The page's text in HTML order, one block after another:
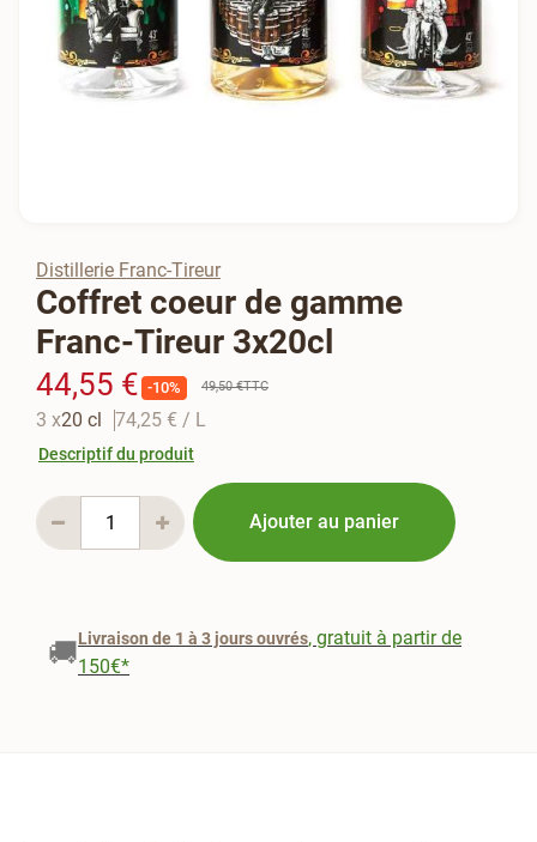
Distillerie Franc-Tireur
Coffret coeur de gamme
Franc-Tireur 3x20cl
44,55 € -10% 49,50 €TTC
3 x20 cl 74,25 € / L
Descriptif du produit
Ajouter au panier
🚚Livraison de 1 à 3 jours ouvrés, gratuit à partir de
150€*